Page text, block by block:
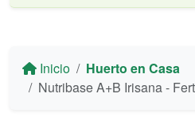
Inicio
Huerto en Casa
Nutribase A+B Irisana - Fertilizante Hidropónico Altamente